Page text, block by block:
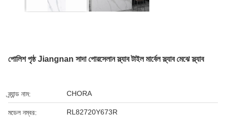
পোলিশ পৃষ্ঠ Jiangnan সাদা পোরসেলান স্ল্যাব টাইল মার্বেল স্ল্যাব মেঝে স্ল্যাব
ব্র্যান্ড নাম: CHORA
মডেল নম্বর: RL82720Y673R